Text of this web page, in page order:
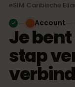
eSIM Caribische
Je
stap
Account